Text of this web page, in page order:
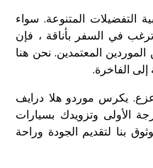
التفضيلات المتنوعة. سواء
في السفر بأناقة ، فإن
المعتمدين. نحن هنا
إلى الفاخرة.
يكرس موردو هلا درايف
الأولى وتزويدك بسيارات
بنا لتقديم الجودة وراحة